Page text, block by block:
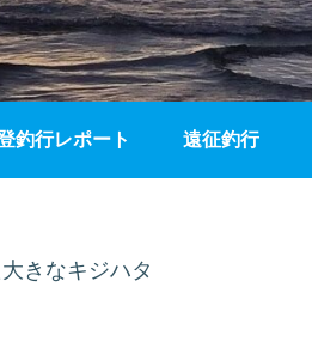
釣行レポート 遠征釣行
きなキジハタ